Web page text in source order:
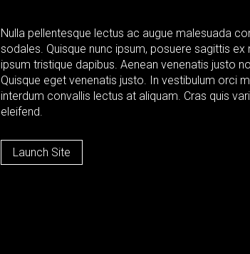
Nulla pellentesque lectus ac augue malesuada
sodales. Quisque nunc ipsum, posuere sagittis
ipsum tristique dapibus. Aenean venenatis justo
Quisque eget venenatis justo. In vestibulum orci
interdum convallis lectus at aliquam. Cras quis
eleifend.
Launch Site